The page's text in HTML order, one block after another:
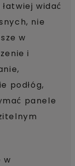
widać
nie
w
i
podłóg,
panele
w